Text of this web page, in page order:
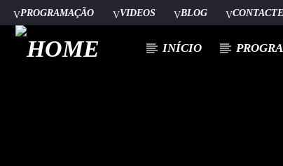
PROGRAMAÇÃO VIDEOS BLOG
INÍCIO